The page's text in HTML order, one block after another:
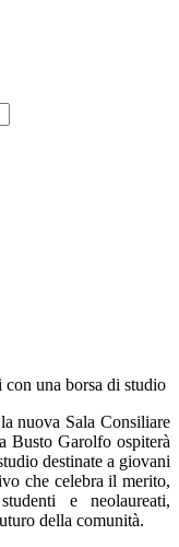
una borsa di studio
nuova Sala Consiliare
Busto Garolfo ospiterà
destinate a giovani
che celebra il merito,
e neolaureati,
della comunità.